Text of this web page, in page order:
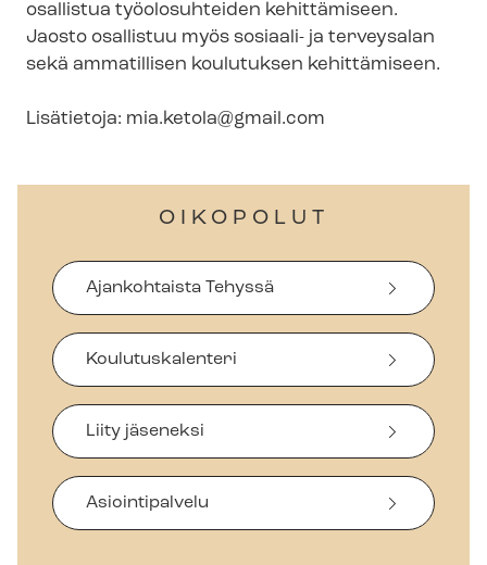
osallistua työolosuhteiden kehittämiseen.
Jaosto osallistuu myös sosiaali- ja terveysalan
sekä ammatillisen koulutuksen kehittämiseen.
Lisätietoja: mia.ketola@gmail.com
OIKOPOLUT
Ajankohtaista Tehyssä
Koulutuskalenteri
Liity jäseneksi
Asiointipalvelu